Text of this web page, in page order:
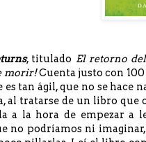
, titulado El retorno
morir!Cuenta justo con
es tan ágil, que no se hace
al tratarse de un libro que
a la hora de empezar a
no podríamos ni